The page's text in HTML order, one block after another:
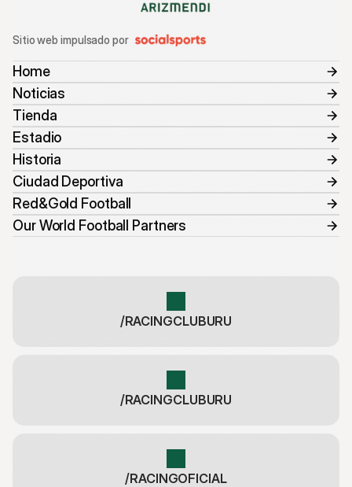
Sitio web impulsado por
Home
Noticias
Tienda
Estadio
Historia
Ciudad Deportiva
Red&Gold Football
Our World Football Partners
/RACINGCLUBURU
/RACINGCLUBURU
/RACINGOFICIAL